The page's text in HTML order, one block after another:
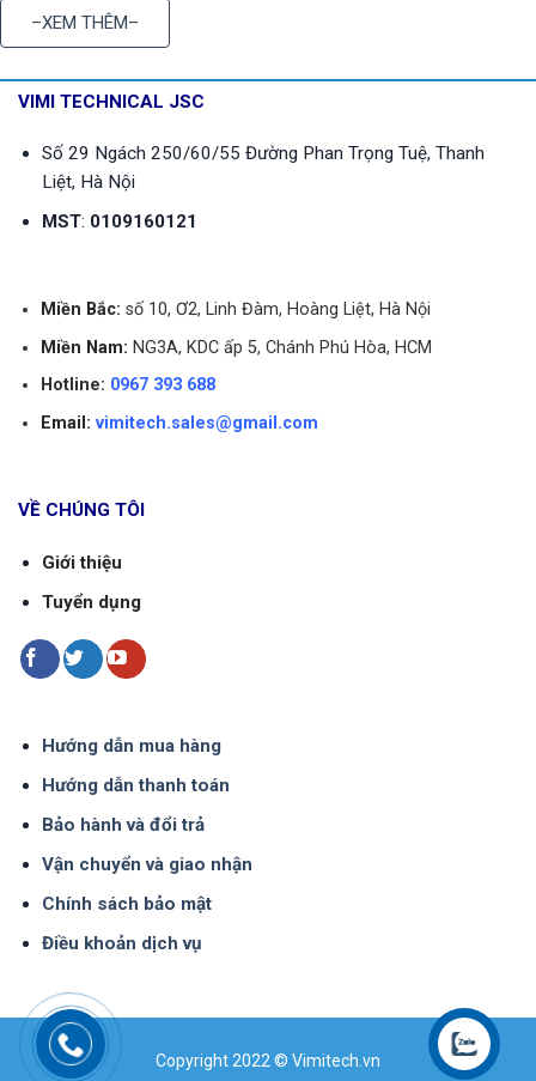
1. THÔNG TIN QUAN TRỌNG
VÌ SAO CHỌN VIMITECH
CÓ SẴN RẤT NHIỀU LOẠI
1
phân phối, hiện nay Vimitech đã có hệ thống các
kênh phân phối trải dài khắp cả nước. Để đáp ứng
nhu cầu về hàng hóa của các kênh phân phối này,
lượng lớn đồng thời xây dựng kho hàng với diện
tích lên tới hàng nghìn mét vuông.
–XEM THÊM–
VIMI TECHNICAL JSC
Số 29 Ngách 250/60/55 Đường Phan Trọng Tuệ, Thanh
Liệt, Hà Nội
MST: 0109160121
Miền Bắc: số 10, Ơ2, Linh Đàm, Hoàng Liệt, Hà Nội
Miền Nam: NG3A, KDC ấp 5, Chánh Phú Hòa, HCM
Hotline: 0967 393 688
Email: vimitech.sales@gmail.com
VỀ CHÚNG TÔI
Giới thiệu
Tuyển dụng
Hướng dẫn mua hàng
Hướng dẫn thanh toán
Bảo hành và đổi trả
Vận chuyển và giao nhận
Chính sách bảo mật
Điều khoản dịch vụ
Copyright 2022 © Vimitech.vn